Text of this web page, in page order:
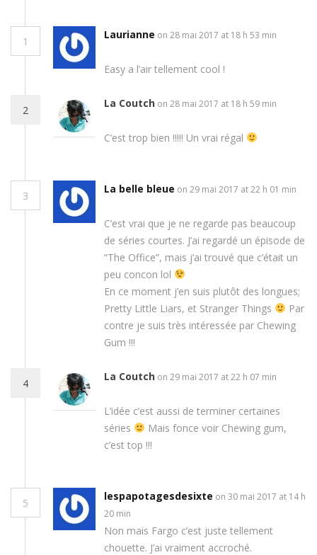
1
Laurianne on 28 mai 2017 at 18 h 53 min
Easy a l’air tellement cool !
2
La Coutch on 28 mai 2017 at 18 h 59 min
C’est trop bien !!!!! Un vrai régal
3
La belle bleue on 29 mai 2017 at 22 h 01 min
C’est vrai que je ne regarde pas beaucoup
de séries courtes. J’ai regardé un épisode de
“The Office”, mais j’ai trouvé que c’était un
peu concon lol
En ce moment j’en suis plutôt des longues;
Pretty Little Liars, et Stranger Things
Par
contre je suis très intéressée par Chewing
Gum !!!
4
La Coutch on 29 mai 2017 at 22 h 07 min
L’idée c’est aussi de terminer certaines
séries
Mais fonce voir Chewing gum,
c’est top !!!
5
lespapotagesdesixte on 30 mai 2017 at 14 h
20 min
Non mais Fargo c’est juste tellement
chouette. J’ai vraiment accroché.